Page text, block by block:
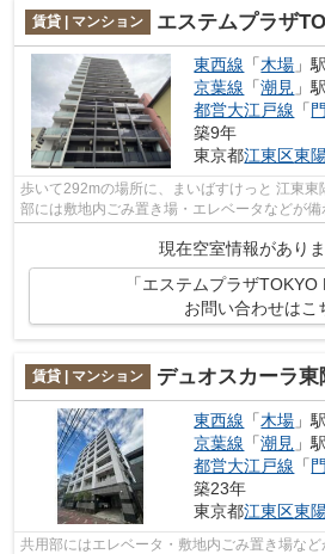
賃貸 | マンション エステムプラザ
東西線 「木場 」
京葉線 「潮見 」
都営大江戸線 「
築9年
東京都江東区東
歩いて292mの場所に、まいばすけっと 江東東
部には敷地内ごみ置き場・エレベータなどが備
ます。眺望良好なマンションです。通風...
現在空室情報がありま
「エステムプラザTOKYO
お問い合わせはこ
賃貸 | マンション デュオスカーラ東
東西線 「木場 」
京葉線 「潮見 」
都営大江戸線 「
築23年
東京都江東区東
共用部にはエレベータ・敷地内ごみ置き場な